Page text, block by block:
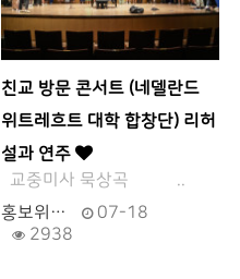
친교 방문 콘서트 (네델란드
위트레흐트 대학 합창단) 리허
설과 연주
교중미사 묵상곡 ..
홍보위…
07-18
2938